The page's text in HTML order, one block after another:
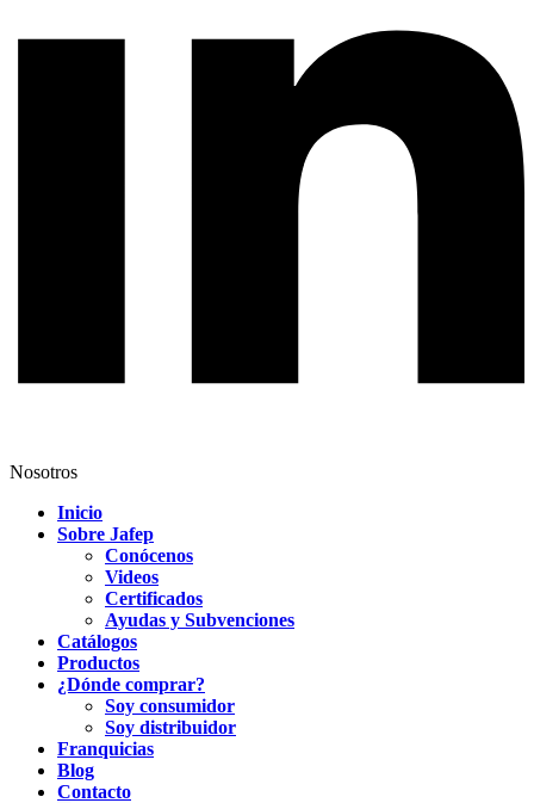
Nosotros
Inicio
Sobre Jafep
Conócenos
Videos
Certificados
Ayudas y Subvenciones
Catálogos
Productos
¿Dónde comprar?
Soy consumidor
Soy distribuidor
Franquicias
Blog
Contacto